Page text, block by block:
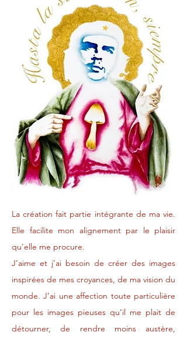
La création fait partie intégrante de ma vie.
Elle facilite mon alignement par le plaisir
qu'elle me procure.
J’aime et j’ai besoin de créer des images
inspirées de mes croyances, de ma vision du
monde. J’ai une affection toute particulière
pour les images pieuses qu’il me plait de
détourner, de rendre moins austère,